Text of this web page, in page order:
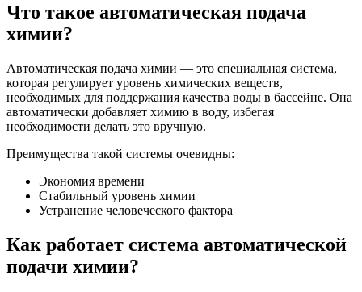
Что такое автоматическая подача
химии?
Автоматическая подача химии — это специальная система,
которая регулирует уровень химических веществ,
необходимых для поддержания качества воды в бассейне. Она
автоматически добавляет химию в воду, избегая
необходимости делать это вручную.
Преимущества такой системы очевидны:
Экономия времени
Стабильный уровень химии
Устранение человеческого фактора
Как работает система автоматической
подачи химии?